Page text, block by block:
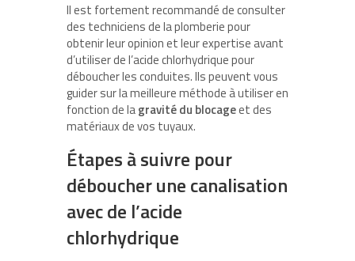
Il est fortement recommandé de consulter
des techniciens de la plomberie pour
obtenir leur opinion et leur expertise avant
d’utiliser de l’acide chlorhydrique pour
déboucher les conduites. Ils peuvent vous
guider sur la meilleure méthode à utiliser en
fonction de lagravité du blocageet des
matériaux de vos tuyaux.
Étapes à suivre pour
déboucher une canalisation
avec de l’acide
chlorhydrique